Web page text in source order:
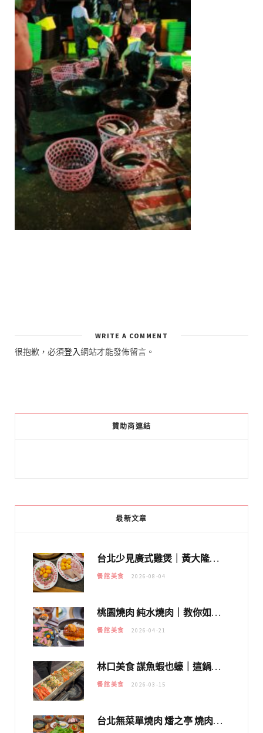
WRITE A COMMENT
很抱歉，必須登入網站才能發佈留言。
贊助商連結
最新文章
台北少見廣式雞煲｜黃大隆濃郁煲湯：經典提燈與溫體雞肉，熬夜修仙不如來喝湯！
餐館美食 2026-08-04
桃園燒肉 純水燒肉｜教你如何優惠吃日本A5和牛各種部位，私房菜誠意吃好吃滿
餐館美食 2026-04-21
林口美食 謀魚蝦也蠔｜這鍋太狂！「蟹老闆派對鍋」10多種海鮮浮誇上桌，壽星再送生食摩天輪！
餐館美食 2026-03-15
台北無菜單燒肉 燔之亭 燒肉場｜延吉街的 $980個人無菜單「雞」料理～